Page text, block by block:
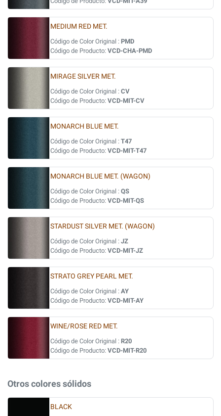
MEDIUM RED MET.
Código de Color Original : PMD
Código de Producto: VCD-CHA-PMD
MIRAGE SILVER MET.
Código de Color Original : CV
Código de Producto: VCD-MIT-CV
MONARCH BLUE MET.
Código de Color Original : T47
Código de Producto: VCD-MIT-T47
MONARCH BLUE MET. (WAGON)
Código de Color Original : QS
Código de Producto: VCD-MIT-QS
STARDUST SILVER MET. (WAGON)
Código de Color Original : JZ
Código de Producto: VCD-MIT-JZ
STRATO GREY PEARL MET.
Código de Color Original : AY
Código de Producto: VCD-MIT-AY
WINE/ROSE RED MET.
Código de Color Original : R20
Código de Producto: VCD-MIT-R20
Otros colores sólidos
BLACK